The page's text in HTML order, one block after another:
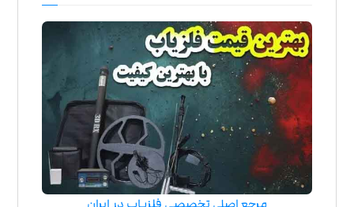
مرجع اصلی تخصصی فلزیاب در ایران